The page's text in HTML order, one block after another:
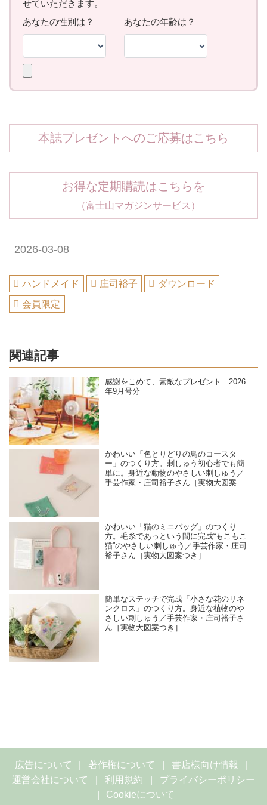
本誌プレゼントへのご応募はこちら
お得な定期購読はこちらを
（富士山マガジンサービス）
2026-03-08
ハンドメイド 庄司裕子
ダウンロード
会員限定
関連記事
感謝をこめて、素敵なプレゼント 2026
年9月号分
かわいい「色とりどりの鳥のコースタ
ー」のつくり方。刺しゅう初心者でも簡
単に。身近な動物のやさしい刺しゅう／
手芸作家・庄司裕子さん［実物大図案つ
かわいい「猫のミニバッグ」のつくり
方。毛糸であっという間に完成“もこもこ
猫”のやさしい刺しゅう／手芸作家・庄司
裕子さん［実物大図案つき］
簡単なステッチで完成「小さな花のリネ
ンクロス」のつくり方。身近な植物のや
さしい刺しゅう／手芸作家・庄司裕子さ
ん［実物大図案つき］
広告について 著作権について
書店様向け情報
運営会社について
利用規約
プライバシーポリシー
Cookieについて